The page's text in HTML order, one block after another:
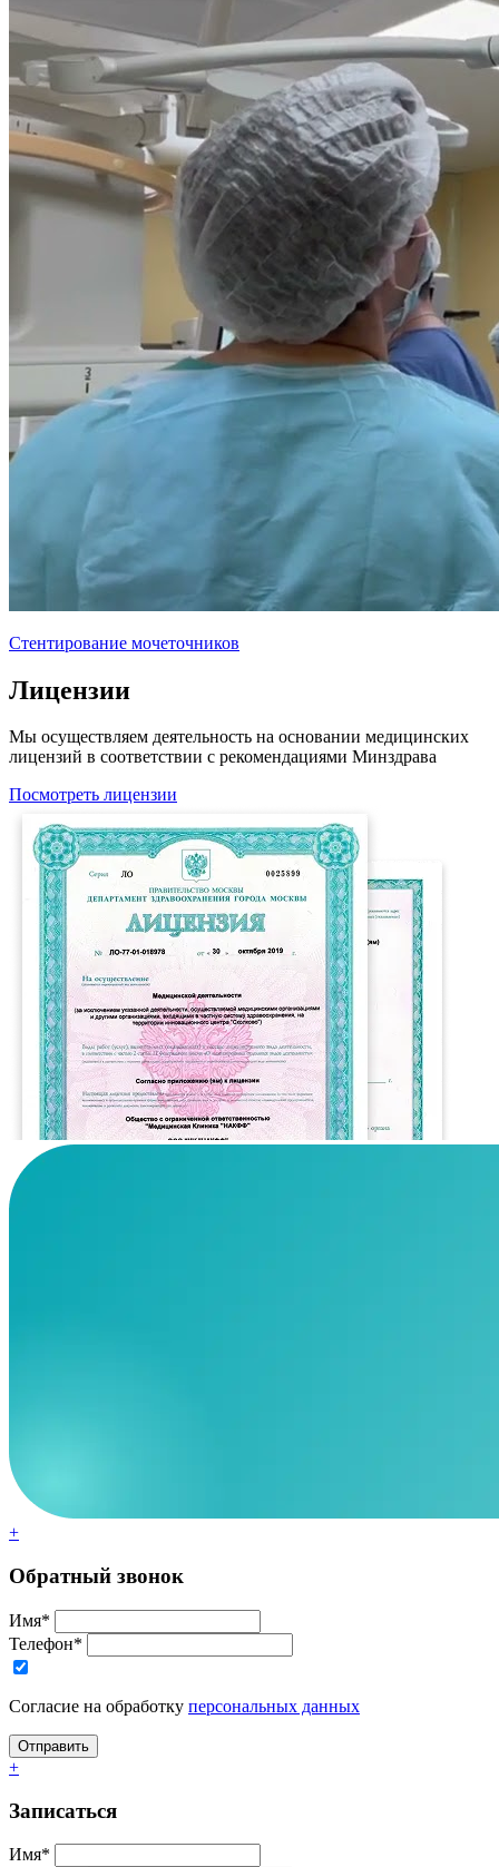
Стентирование мочеточников
Лицензии
Мы осуществляем деятельность на основании медицинских
лицензий в соответствии с рекомендациями Минздрава
Посмотреть лицензии
+
Обратный звонок
Имя*
Телефон*
Согласие на обработку персональных данных
+
Записаться
Имя*